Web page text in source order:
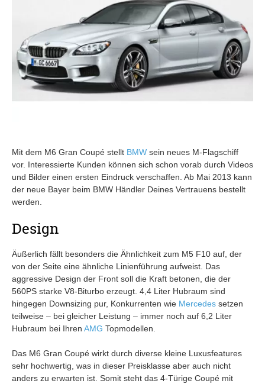
Mit dem M6 Gran Coupé stellt BMW sein neues M-Flagschiff
vor. Interessierte Kunden können sich schon vorab durch Videos
und Bilder einen ersten Eindruck verschaffen. Ab Mai 2013 kann
der neue Bayer beim BMW Händler Deines Vertrauens bestellt
werden.
Design
Äußerlich fällt besonders die Ähnlichkeit zum M5 F10 auf, der
von der Seite eine ähnliche Linienführung aufweist. Das
aggressive Design der Front soll die Kraft betonen, die der
560PS starke V8-Biturbo erzeugt. 4,4 Liter Hubraum sind
hingegen Downsizing pur, Konkurrenten wie Mercedes setzen
teilweise – bei gleicher Leistung – immer noch auf 6,2 Liter
Hubraum bei Ihren AMG Topmodellen.
Das M6 Gran Coupé wirkt durch diverse kleine Luxusfeatures
sehr hochwertig, was in dieser Preisklasse aber auch nicht
anders zu erwarten ist. Somit steht das 4-Türige Coupé mit